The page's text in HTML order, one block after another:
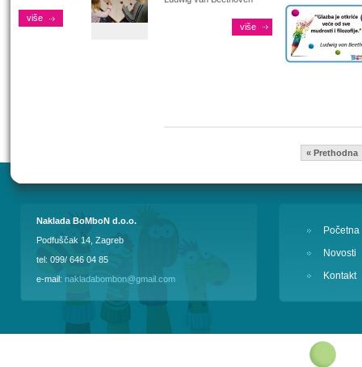
više
više
« Prethodna
Naklada BoMboN d.o.o.
Podfuščak 14, Zagreb
tel: 099/ 646 04 85
e-mail: nakladabombon@gmail.com
Početna
Novosti
Kontakt